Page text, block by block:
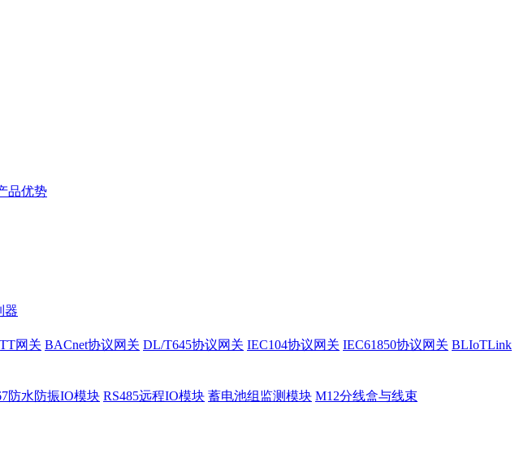
品优势
器
网关 BACnet协议网关 DL/T645协议网关 IEC104协议网关 IEC61850协议网关 BLIoTLink
防水防振IO模块 RS485远程IO模块 蓄电池组监测模块 M12分线盒与线束